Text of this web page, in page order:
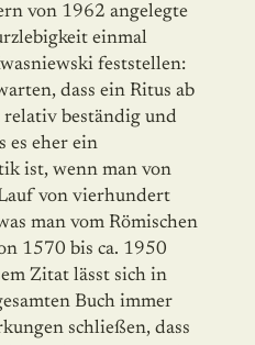
von 1962 angelegte
einmal
feststellen:
dass ein Ritus ab
beständig und
es eher ein
ist, wenn man von
von vierhundert
man vom Römischen
1570 bis ca. 1950
Zitat lässt sich in
Buch immer
schließen, dass